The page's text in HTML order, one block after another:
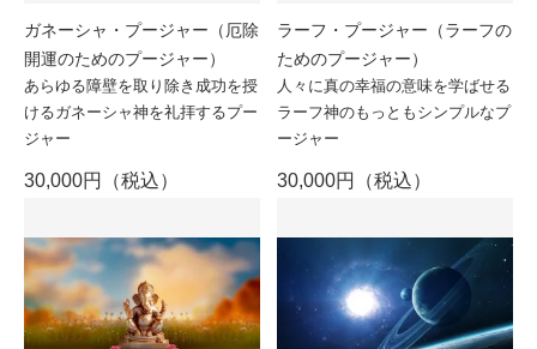
ガネーシャ・プージャー（厄除
開運のためのプージャー）
あらゆる障壁を取り除き成功を授
けるガネーシャ神を礼拝するプー
ジャー
30,000円（税込）
ラーフ・プージャー（ラーフの
ためのプージャー）
人々に真の幸福の意味を学ばせる
ラーフ神のもっともシンプルなプ
ージャー
30,000円（税込）